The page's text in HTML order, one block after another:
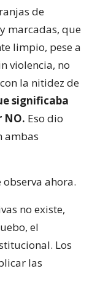
de
marcadas, que
limpio, pese a
violencia, no
la nitidez de
significaba
NO. Eso dio
ambas
ahora.
no existe,
el
Los
las